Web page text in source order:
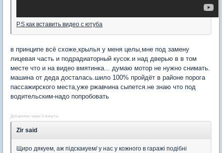
P.S как вставить видео с ютуба
в принципе всё схоже,крылья у меня целы,мне под замену
лицевая часть и подрадиаторный кусок.и над дверью в в том
месте что и на видео вмятинка... думаю мотор не нужно снимать.
машина от деда досталась.шило 100% пройдёт в районе порога
пассажирского места,уже ржавчина сыпется.не знаю что под
водительским-надо попробовать
Добавлено через 2 минуты
Zir said
Щиро дякуем, аж пiдскакуем/ у нас у кожного в гаражi подiбнi